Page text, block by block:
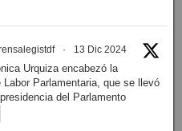
· 13 Dic 2024
Urquiza encabezó la
Parlamentaria, que se llevó
del Parlamento